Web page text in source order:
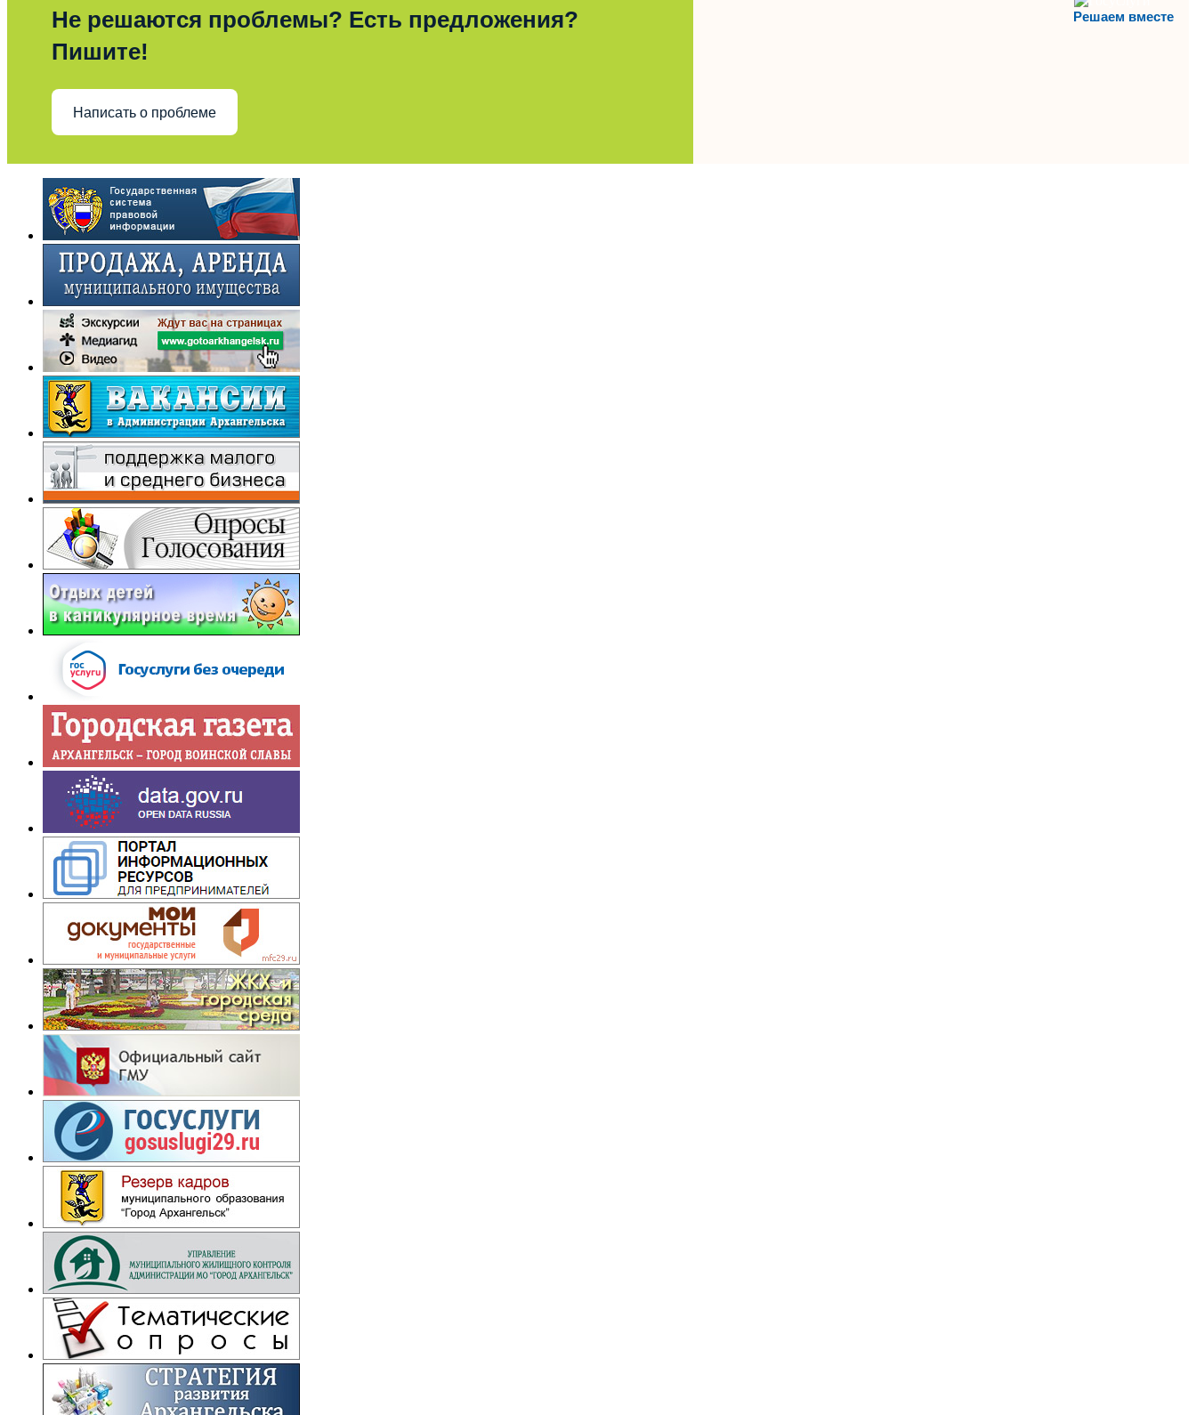
Решаем вместе
Не решаются проблемы? Есть предложения?
Пишите!
Написать о проблеме